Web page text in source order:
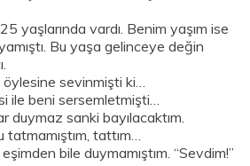
yaşlarında vardı. Benim yaşım ise
Bu yaşa gelinceye değin
öylesine sevinmişti ki…
ile beni sersemletmişti…
duymaz sanki bayılacaktım.
tattım…
bile duymamıştım. “Sevdim!”